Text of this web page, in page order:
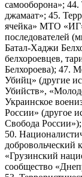
самооборона»;
джамаат»; 45.
ячейка» МТО
последователей
Батал-Хаджи
белхороевцев,
Белхороева); 47.
Убийц» (другие
Убийств»,
Украинское
России» (другое
Свобода
50.
добровольческий
«Грузинский
сообщество